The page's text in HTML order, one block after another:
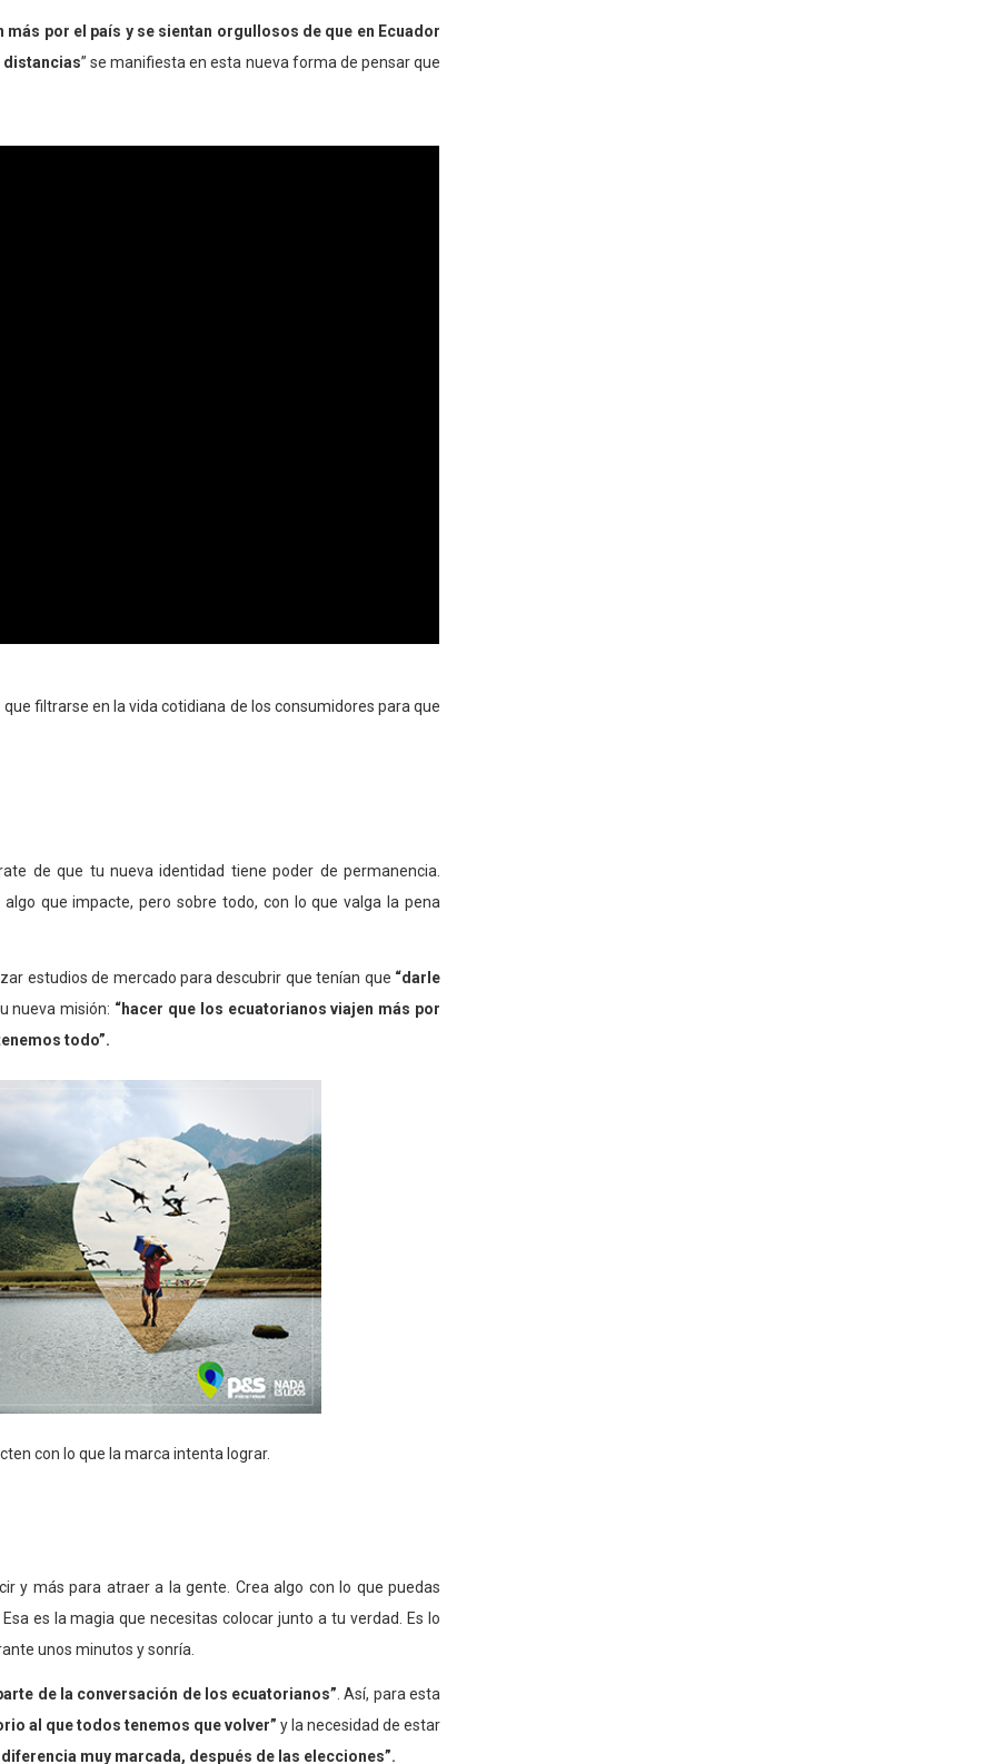
por el país y se sientan orgullosos de que en Ecuador
distancias” se manifiesta en esta nueva forma de pensar que
filtrarse en la vida cotidiana de los consumidores para que
de que tu nueva identidad tiene poder de permanencia.
que impacte, pero sobre todo, con lo que valga la pena
estudios de mercado para descubrir que tenían que “darle
nueva misión: “hacer que los ecuatorianos viajen más por
todo”.
con lo que la marca intenta lograr.
y más para atraer a la gente. Crea algo con lo que puedas
es la magia que necesitas colocar junto a tu verdad. Es lo
unos minutos y sonría.
de la conversación de los ecuatorianos”. Así, para esta
al que todos tenemos que volver” y la necesidad de estar
muy marcada, después de las elecciones”.